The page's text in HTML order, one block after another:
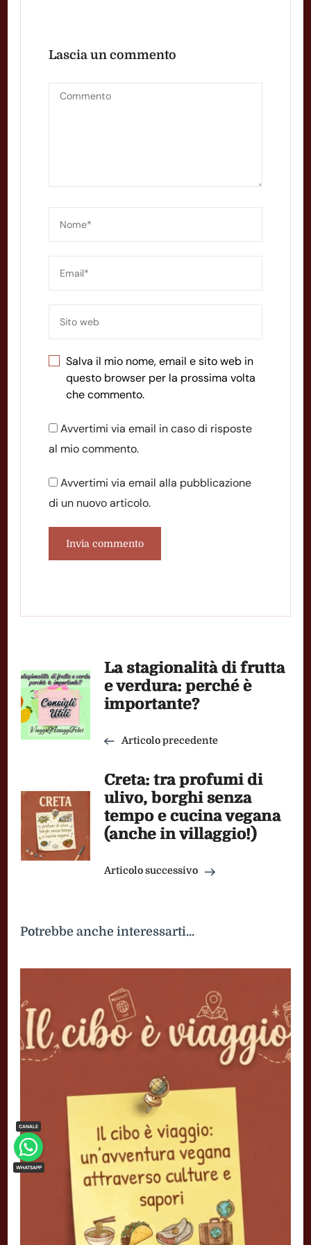
Lascia un commento
Salva il mio nome, email e sito web in
questo browser per la prossima volta
che commento.
Avvertimi via email in caso di risposte
al mio commento.
Avvertimi via email alla pubblicazione
di un nuovo articolo.
Navigazione
articoli
La stagionalità di frutta
e verdura: perché è
importante?
Articolo precedente
Creta: tra profumi di
ulivo, borghi senza
tempo e cucina vegana
(anche in villaggio!)
Articolo successivo
Potrebbe anche interessarti...